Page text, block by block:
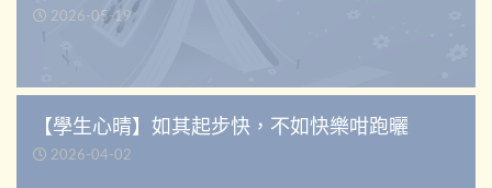
2026-05-19
【學生心晴】如其起步快，不如快樂咁跑曬
2026-04-02